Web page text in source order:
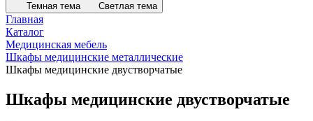
Темная тема Светлая тема
Главная
Каталог
Медицинская мебель
Шкафы медицинские металлические
Шкафы медицинские двустворчатые
Шкафы медицинские двустворчатые